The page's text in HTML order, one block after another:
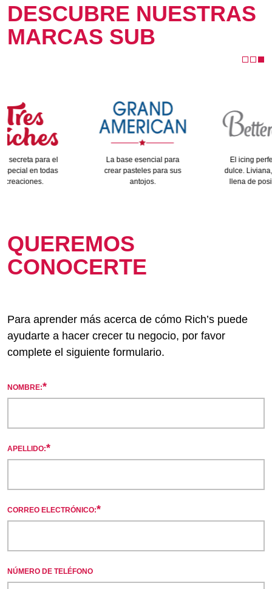
DESCUBRE NUESTRAS
MARCAS SUB
La base esencial para
crear pasteles para sus
El icing perfectamente
dulce. Liviana, divertida y
llena de posibilidades.
QUEREMOS
CONOCERTE
Para aprender más acerca de cómo Rich’s puede
ayudarte a hacer crecer tu negocio, por favor
complete el siguiente formulario.
NOMBRE:*
APELLIDO:*
CORREO ELECTRÓNICO:*
NÚMERO DE TELÉFONO